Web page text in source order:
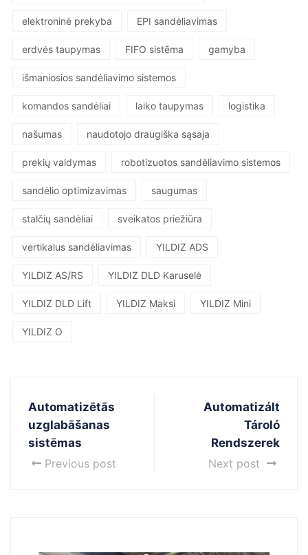
elektroninė prekyba EPI sandėliavimas
erdvės taupymas FIFO sistēma gamyba
išmaniosios sandėliavimo sistemos
komandos sandėliai laiko taupymas logistika
našumas naudotojo draugiška sąsaja
prekių valdymas robotizuotos sandėliavimo sistemos
sandėlio optimizavimas saugumas
stalčių sandėliai sveikatos priežiūra
vertikalus sandėliavimas YILDIZ ADS
YILDIZ AS/RS YILDIZ DLD Karuselė
YILDIZ DLD Lift YILDIZ Maksi YILDIZ Mini
YILDIZ O
Automatizētās
uzglabāšanas
sistēmas
Previous post
Automatizált
Tároló
Rendszerek
Next post